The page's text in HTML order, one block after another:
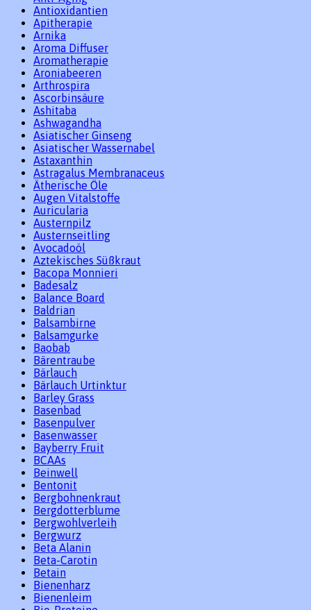
Antioxidantien
Apitherapie
Arnika
Aroma Diffuser
Aromatherapie
Aroniabeeren
Arthrospira
Ascorbinsäure
Ashitaba
Ashwagandha
Asiatischer Ginseng
Asiatischer Wassernabel
Astaxanthin
Astragalus Membranaceus
Ätherische Öle
Augen Vitalstoffe
Auricularia
Austernpilz
Austernseitling
Avocadoöl
Aztekisches Süßkraut
Bacopa Monnieri
Badesalz
Balance Board
Baldrian
Balsambirne
Balsamgurke
Baobab
Bärentraube
Bärlauch
Bärlauch Urtinktur
Barley Grass
Basenbad
Basenpulver
Basenwasser
Bayberry Fruit
BCAAs
Beinwell
Bentonit
Bergbohnenkraut
Bergdotterblume
Bergwohlverleih
Bergwurz
Beta Alanin
Beta-Carotin
Betain
Bienenharz
Bienenleim